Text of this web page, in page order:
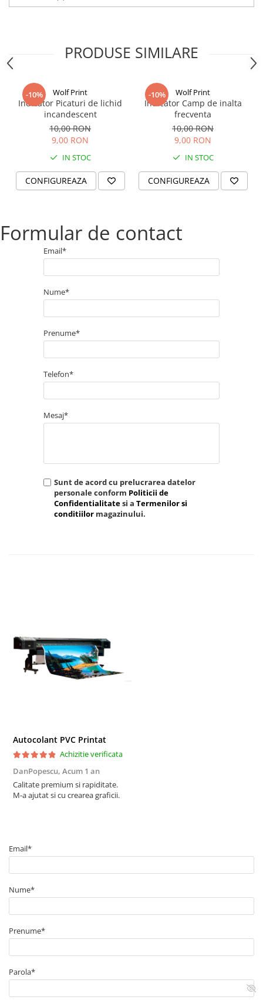
PRODUSE SIMILARE
-10% Wolf Print
Indicator Picaturi de lichid
incandescent
10,00 RON
9,00 RON
IN STOC
CONFIGUREAZA
-10% Wolf Print
Indicator Camp de inalta
frecventa
10,00 RON
9,00 RON
IN STOC
CONFIGUREAZA
Formular de contact
Email*
Nume*
Prenume*
Telefon*
Mesaj*
Sunt de acord cu prelucrarea datelor
personale conform Politicii de
Confidentialitatesi a Termenilor si
conditiilor magazinului.
Autocolant PVC Printat
Achizitie verificata
DanPopescu, Acum 1 an
Calitate premium si rapiditate.
M-a ajutat si cu crearea graficii.
Email*
Nume*
Prenume*
Parola*